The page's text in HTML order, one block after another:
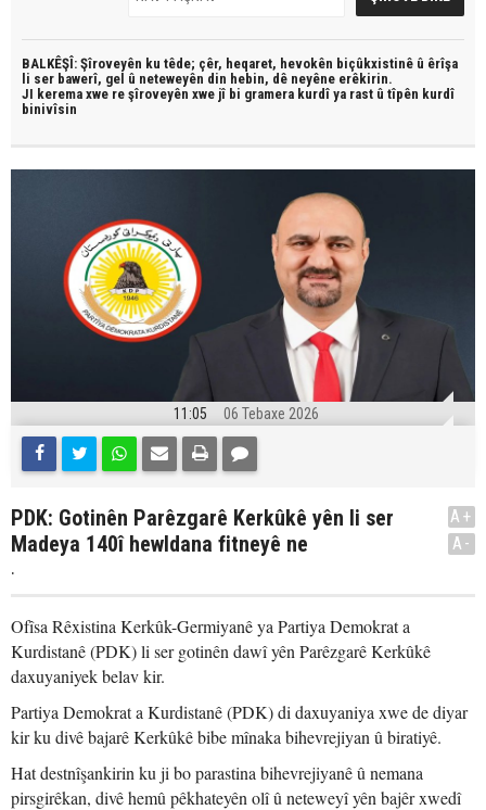
BALKÊŞÎ: Şîroveyên ku têde; çêr, heqaret, hevokên biçûkxistinê û êrîşa
li ser bawerî, gel û neteweyên din hebin, dê neyêne erêkirin.
JI kerema xwe re şîroveyên xwe jî bi gramera kurdî ya rast û tîpên kurdî
binivîsin
11:05 06 Tebaxe 2026
PDK: Gotinên Parêzgarê Kerkûkê yên li ser
Madeya 140î hewldana fitneyê ne
.
A+
A-
Ofîsa Rêxistina Kerkûk-Germiyanê ya Partiya Demokrat a
Kurdistanê (PDK) li ser gotinên dawî yên Parêzgarê Kerkûkê
daxuyaniyek belav kir.
Partiya Demokrat a Kurdistanê (PDK) di daxuyaniya xwe de diyar
kir ku divê bajarê Kerkûkê bibe mînaka bihevrejiyan û biratiyê.
Hat destnîşankirin ku ji bo parastina bihevrejiyanê û nemana
pirsgirêkan, divê hemû pêkhateyên olî û neteweyî yên bajêr xwedî